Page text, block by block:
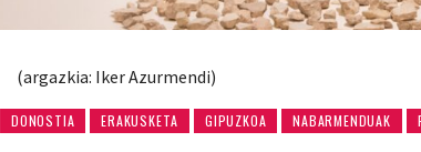
(argazkia: Iker Azurmendi)
DONOSTIA ERAKUSKETA GIPUZKOA NABARMENDUAK